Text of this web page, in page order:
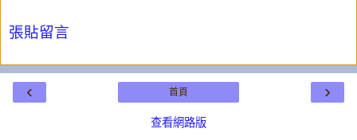
張貼留言
‹ ›
首頁
查看網路版